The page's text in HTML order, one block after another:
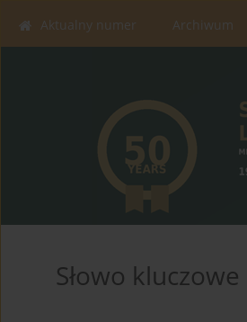
Aktualny numer Archiwum
Słowo kluczowe